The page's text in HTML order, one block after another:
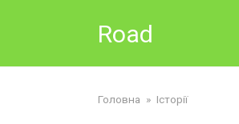
Road
Головна » Історії